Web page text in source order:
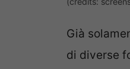
Già
di diverse